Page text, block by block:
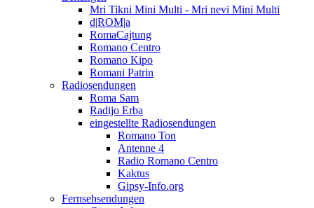
Mri Tikni Mini Multi - Mri nevi Mini Multi
d|ROM|a
RomaCajtung
Romano Centro
Romano Kipo
Romani Patrin
Radiosendungen
Roma Sam
Radijo Erba
eingestellte Radiosendungen
Romano Ton
Antenne 4
Radio Romano Centro
Kaktus
Gipsy-Info.org
Fernsehsendungen